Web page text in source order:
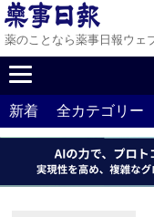
薬のことなら薬事日報ウェ
新着 全カテゴリー